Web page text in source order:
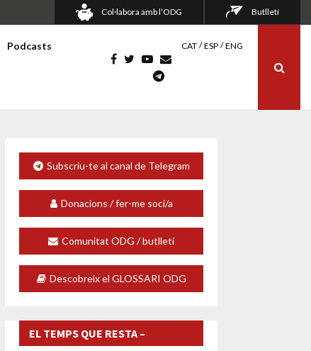
Col·labora amb l’ODG Butlletí
Podcasts CAT ESP ENG
Subscriu-te al canal de Telegram
Donacions / fer-me soci/a
Comunitat ODG / butlletí
Descobreix el GLOSSARI ODG
EL TEMPS QUE RESTA –